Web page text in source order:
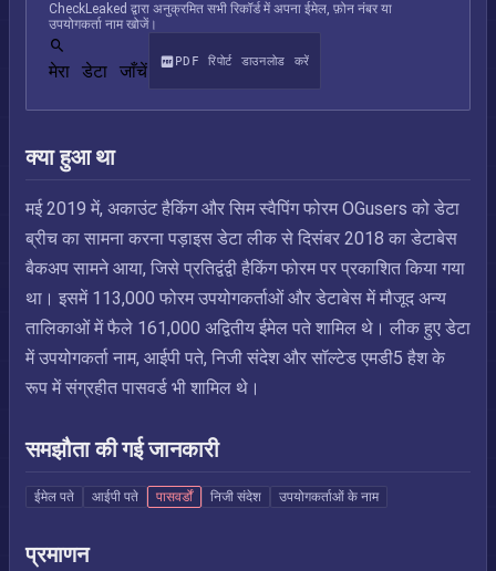
CheckLeaked द्वारा अनुक्रमित सभी रिकॉर्ड में अपना ईमेल, फ़ोन नंबर या
उपयोगकर्ता नाम खोजें।
मेरा डेटा जाँचें PDF रिपोर्ट डाउनलोड करें
क्या हुआ था
मई 2019 में, अकाउंट हैकिंग और सिम स्वैपिंग फोरम OGusers को डेटा
ब्रीच का सामना करना पड़ाइस डेटा लीक से दिसंबर 2018 का डेटाबेस
बैकअप सामने आया, जिसे प्रतिद्वंद्वी हैकिंग फोरम पर प्रकाशित किया गया
था। इसमें 113,000 फोरम उपयोगकर्ताओं और डेटाबेस में मौजूद अन्य
तालिकाओं में फैले 161,000 अद्वितीय ईमेल पते शामिल थे। लीक हुए डेटा
में उपयोगकर्ता नाम, आईपी पते, निजी संदेश और सॉल्टेड एमडी5 हैश के
रूप में संग्रहीत पासवर्ड भी शामिल थे।
समझौता की गई जानकारी
ईमेल पते आईपी पते पासवर्डों निजी संदेश उपयोगकर्ताओं के नाम
प्रमाणन